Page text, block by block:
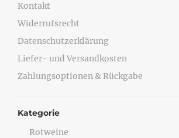
Kontakt
Widerrufsrecht
Datenschutzerklärung
Liefer- und Versandkosten
Zahlungsoptionen & Rückgabe
Kategorie
Rotweine